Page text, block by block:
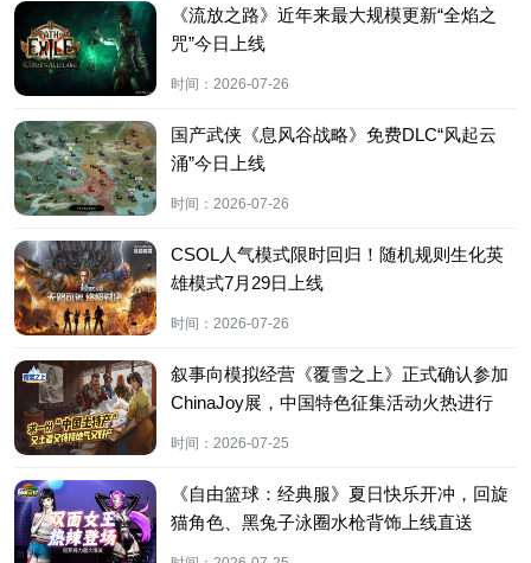
《流放之路》近年来最大规模更新“全焰之
咒”今日上线
时间： 2026-07-26
国产武侠《息风谷战略》免费DLC“风起云
涌”今日上线
时间： 2026-07-26
CSOL人气模式限时回归！随机规则生化英
雄模式7月29日上线
时间： 2026-07-26
叙事向模拟经营《覆雪之上》正式确认参加
ChinaJoy展，中国特色征集活动火热进行
时间： 2026-07-25
《自由篮球：经典服》夏日快乐开冲，回旋
猫角色、黑兔子泳圈水枪背饰上线直送